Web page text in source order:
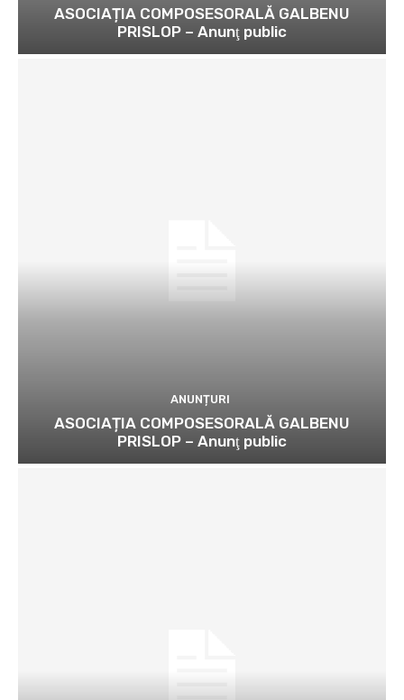
ASOCIAȚIA COMPOSESORALĂ GALBENU
PRISLOP – Anunţ public
ANUNȚURI
ASOCIAȚIA COMPOSESORALĂ GALBENU
PRISLOP – Anunţ public